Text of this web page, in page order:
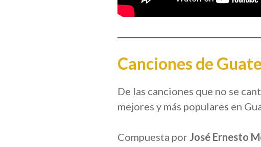
Canciones de
De las canciones que no se
mejores y más populares en
Compuesta por José Ernesto